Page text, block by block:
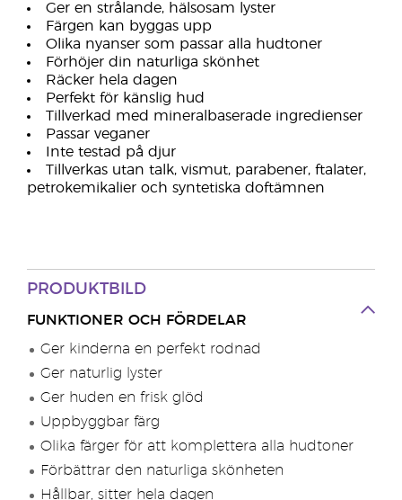
Ger en strålande, hälsosam lyster
Färgen kan byggas upp
Olika nyanser som passar alla hudtoner
Förhöjer din naturliga skönhet
Räcker hela dagen
Perfekt för känslig hud
Tillverkad med mineralbaserade ingredienser
Passar veganer
Inte testad på djur
Tillverkas utan talk, vismut, parabener, ftalater,
petrokemikalier och syntetiska doftämnen
PRODUKTBILD
FUNKTIONER OCH FÖRDELAR
Ger kinderna en perfekt rodnad
Ger naturlig lyster
Ger huden en frisk glöd
Uppbyggbar färg
Olika färger för att komplettera alla hudtoner
Förbättrar den naturliga skönheten
Hållbar, sitter hela dagen